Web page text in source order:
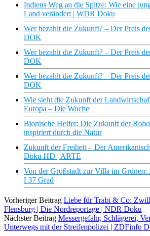
Indiens Weg an die Spitze: Wie eine
Land verändert | WDR Doku
Wer bezahlt die Zukunft? – Der Preis
DOK
Wer bezahlt die Zukunft? – Der Preis
DOK
Wer bezahlt die Zukunft? – Der Preis
DOK
Wie sieht die Zukunft der
Europa – Die Woche
Bionische Helfer: Die Zukunft der
inspiriert durch die Natur
Zukunft der Freiheit – Der
Doku HD | ARTE
Von der Großstadt zur Villa im Grünen:
I 37 Grad
Vorheriger Beitrag Liebe für Trabi & Co:
Flensburg | Die Nordreportage | NDR Doku
Nächster Beitrag Messergefahr, Schlägerei,
Unterwegs mit der Streifenpolizei | ZDFinfo